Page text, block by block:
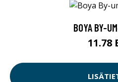
BOYA BY-
11.78